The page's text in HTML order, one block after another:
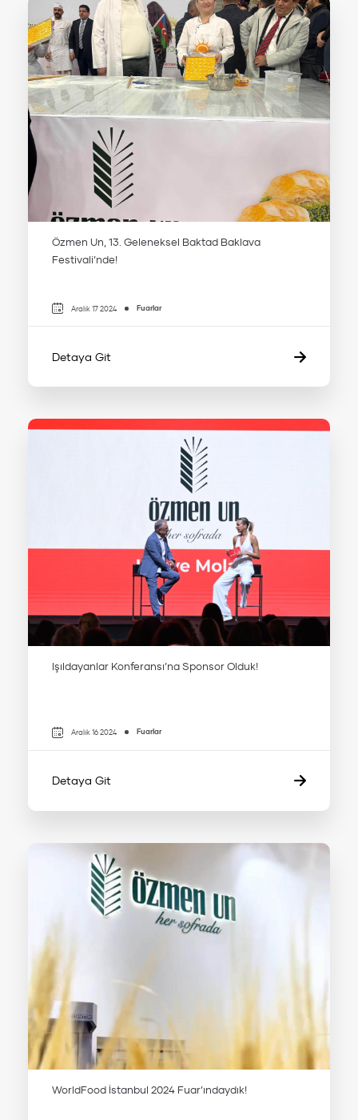
Özmen Un, 13. Geleneksel Baktad Baklava
Festivali’nde!
Aralık 17 2024 Fuarlar
Detaya Git
Işıldayanlar Konferansı’na Sponsor Olduk!
Aralık 16 2024 Fuarlar
Detaya Git
WorldFood İstanbul 2024 Fuar’ındaydık!